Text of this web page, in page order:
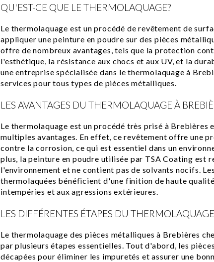
QU'EST-CE QUE LE THERMOLAQUAGE?
Le thermolaquage est un procédé de revêtement de
appliquer une peinture en poudre sur des pièces
offre de nombreux avantages, tels que la protection
l'esthétique, la résistance aux chocs et aux UV, et la
une entreprise spécialisée dans le thermolaquage à
services pour tous types de pièces métalliques.
LES AVANTAGES DU THERMOLAQUAGE À
Le thermolaquage est un procédé très prisé à Brebières
multiples avantages. En effet, ce revêtement offre une
contre la corrosion, ce qui est essentiel dans un
plus, la peinture en poudre utilisée par TSA Coating est
l'environnement et ne contient pas de solvants nocifs.
thermolaquées bénéficient d'une finition de haute
intempéries et aux agressions extérieures.
LES DIFFÉRENTES ÉTAPES DU THERMOLAQUAGE
Le thermolaquage des pièces métalliques à Brebières
par plusieurs étapes essentielles. Tout d'abord, les
décapées pour éliminer les impuretés et assurer une